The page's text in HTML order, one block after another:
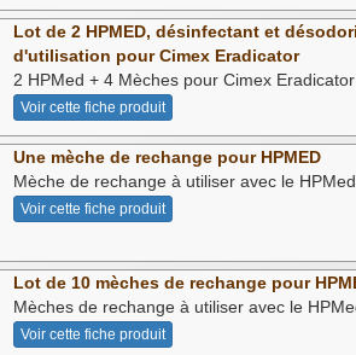
Lot de 2 HPMED, désinfectant et
d'utilisation pour Cimex Eradicator
2 HPMed + 4 Mèches pour Cimex Eradicator
Voir cette fiche produit
Une mèche de rechange pour HPMED
Mèche de rechange à utiliser avec le
Voir cette fiche produit
Lot de 10 mèches de rechange pour
Mèches de rechange à utiliser avec le
Voir cette fiche produit